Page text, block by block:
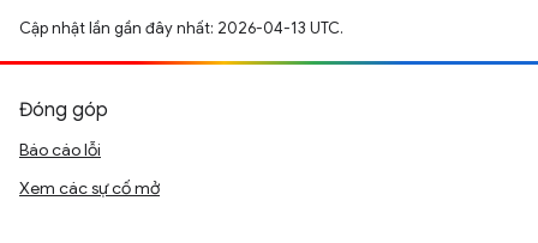
Cập nhật lần gần đây nhất: 2026-04-13 UTC.
Đóng góp
Báo cáo lỗi
Xem các sự cố mở